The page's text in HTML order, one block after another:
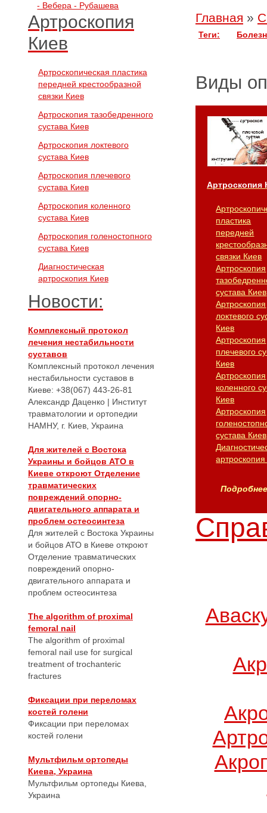
- Вебера - Рубашева
Артроскопия
Киев
Артроскопическая пластика
передней крестообразной
связки Киев
Артроскопия тазобедренного
сустава Киев
Артроскопия локтевого
сустава Киев
Артроскопия плечевого
сустава Киев
Артроскопия коленного
сустава Киев
Артроскопия голеностопного
сустава Киев
Диагностическая
артроскопия Киев
Новости:
Комплексный протокол
лечения нестабильности
суставов
Комплексный протокол лечения
нестабильности суставов в
Киеве: +38(067) 443-26-81
Александр Даценко | Институт
травматологии и ортопедии
НАМНУ, г. Киев, Украина
Для жителей с Востока
Украины и бойцов АТО в
Киеве откроют Отделение
травматических
повреждений опорно-
двигательного аппарата и
проблем остеосинтеза
Для жителей с Востока Украины
и бойцов АТО в Киеве откроют
Отделение травматических
повреждений опорно-
двигательного аппарата и
проблем остеосинтеза
The algorithm of proximal
femoral nail
The algorithm of proximal
femoral nail use for surgical
treatment of trochanteric
fractures
Фиксации при переломах
костей голени
Фиксации при переломах
костей голени
Мультфильм ортопеды
Киева, Украина
Мультфильм ортопеды Киева,
Украина
Главная »
Теги:
Виды
Артроскопия
пластика
передней
связки Киев
Артроскопия
сустава Киев
Артроскопия
локтевого
Киев
Артроскопия
плечевого
Киев
Артроскопия
коленного
Киев
Артроскопия
сустава Киев